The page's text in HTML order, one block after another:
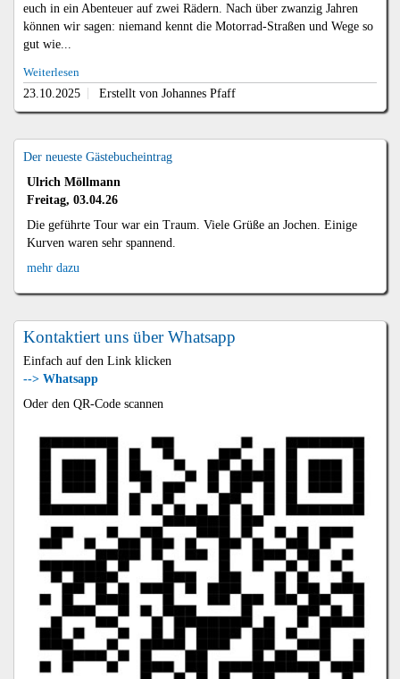
euch in ein Abenteuer auf zwei Rädern. Nach über zwanzig Jahren
können wir sagen: niemand kennt die Motorrad-Straßen und Wege so
gut wie...
Weiterlesen
23.10.2025 Erstellt von Johannes Pfaff
Der neueste Gästebucheintrag
Ulrich Möllmann
Freitag, 03.04.26
Die geführte Tour war ein Traum. Viele Grüße an Jochen. Einige
Kurven waren sehr spannend.
mehr dazu
Kontaktiert uns über Whatsapp
Einfach auf den Link klicken
--> Whatsapp
Oder den QR-Code scannen